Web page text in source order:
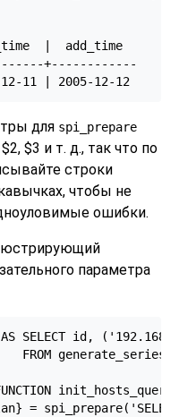
|  add_time
+------------
11 | 2005-12-12
для spi_prepare
$3 и т. д., так что по
строки
чтобы не
ошибки.
параметра
AS SELECT id,
FROM
FUNCTION
=